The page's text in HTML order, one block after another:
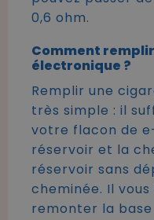
0,6 ohm.
Comment
électronique ?
Remplir une
très simple : il
votre flacon de
réservoir et la
réservoir sans
cheminée. Il
remonter la